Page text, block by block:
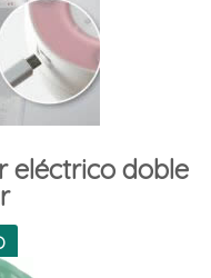
eléctrico doble